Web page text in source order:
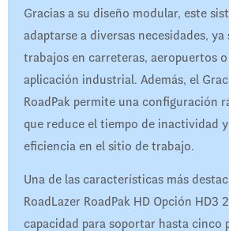
Gracias a su diseño modular, este
adaptarse a diversas necesidades,
trabajos en carreteras, aeropuertos
aplicación industrial. Además, el
RoadPak permite una configuración
que reduce el tiempo de inactividad
eficiencia en el sitio de trabajo.
Una de las características más
RoadLazer RoadPak HD Opción HD3
capacidad para soportar hasta cinco